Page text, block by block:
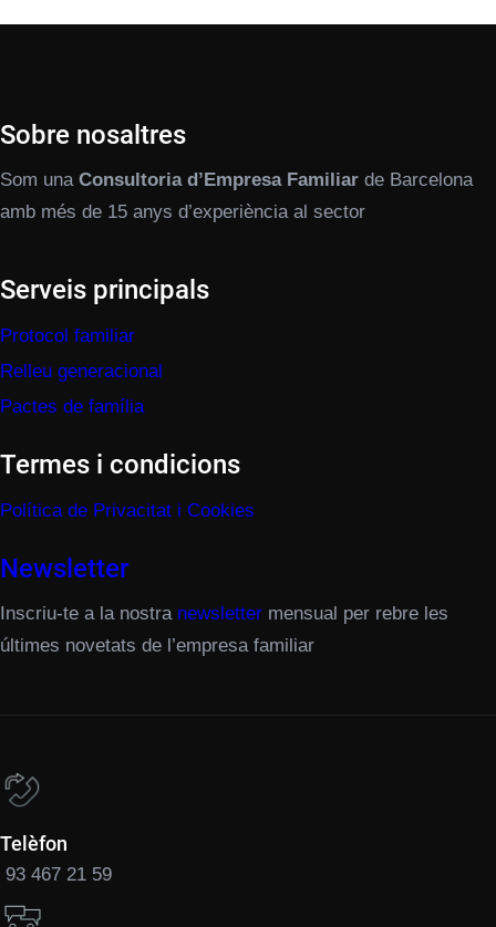
Sobre nosaltres
Som una Consultoria d’Empresa Familiar de Barcelona
amb més de 15 anys d’experiència al sector
Serveis principals
Protocol familiar
Relleu generacional
Pactes de família
Termes i condicions
Política de Privacitat i Cookies
Newsletter
Inscriu-te a la nostra newsletter mensual per rebre les
últimes novetats de l’empresa familiar
Telèfon
93 467 21 59